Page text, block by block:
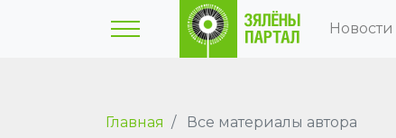
Новости
Главная Все материалы автора